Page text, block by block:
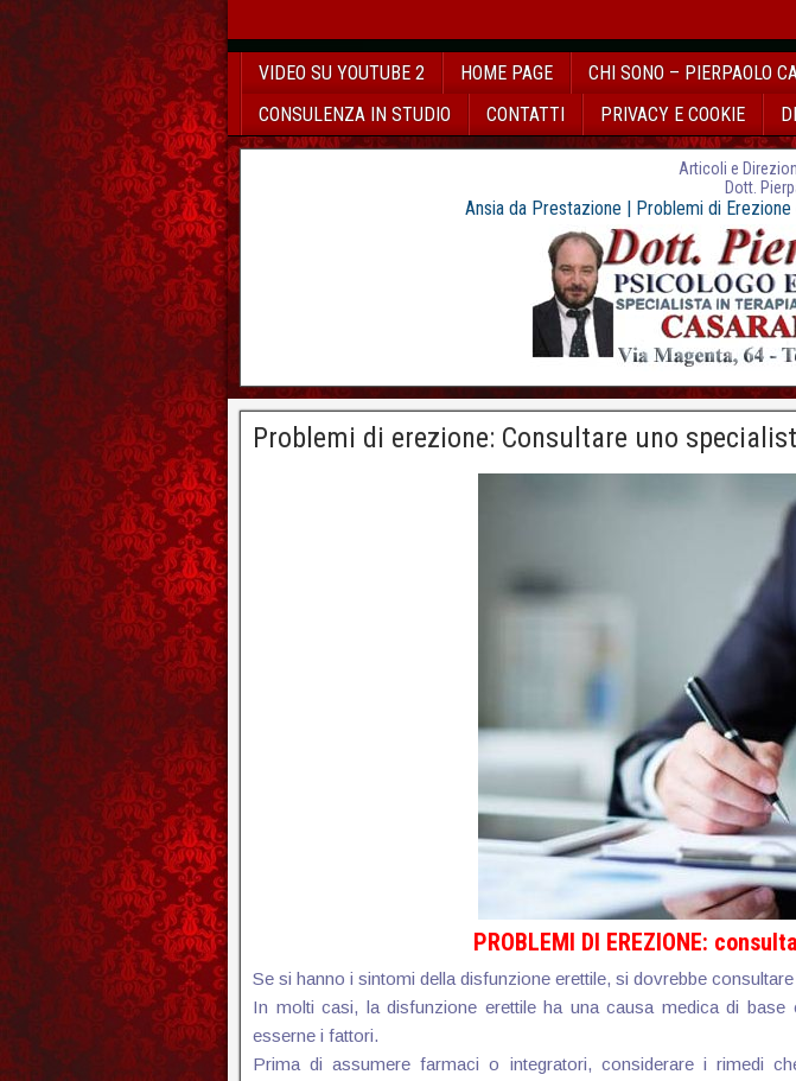
VIDEO SU YOUTUBE 2 HOME PAGE CHI SONO – PIERPAOLO
CONSULENZA IN STUDIO
CONTATTI PRIVACY E COOKIE
Articoli e
Dott.
Ansia da Prestazione | Problemi di
Problemi di erezione: Consultare uno
PROBLEMI DI EREZIONE:
Se si hanno i sintomi della disfunzione erettile, si dovrebbe
In molti casi, la disfunzione erettile ha una causa medica di
esserne i fattori.
Prima di assumere farmaci o integratori, considerare i rimedi